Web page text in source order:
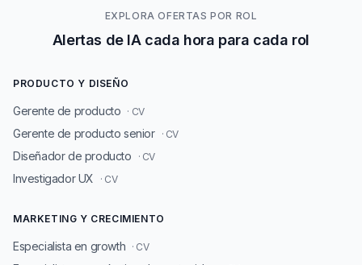
EXPLORA OFERTAS POR ROL
Alertas de IA cada hora para cada rol
PRODUCTO Y DISEÑO
Gerente de producto · CV
Gerente de producto senior · CV
Diseñador de producto · CV
Investigador UX · CV
MARKETING Y CRECIMIENTO
Especialista en growth · CV